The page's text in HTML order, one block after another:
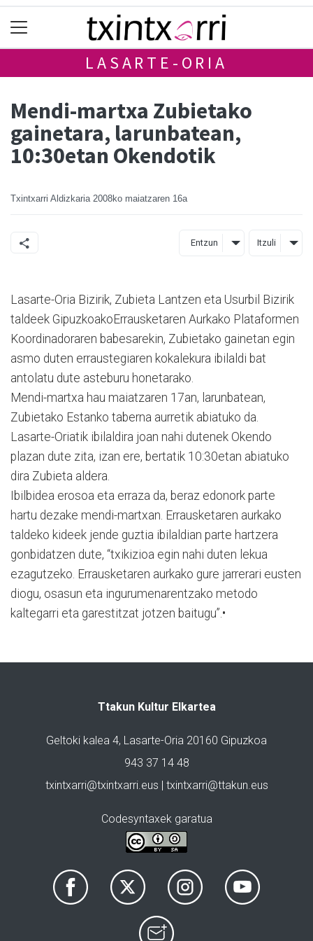
LASARTE-ORIA
Mendi-martxa Zubietako
gainetara, larunbatean,
10:30etan Okendotik
Txintxarri Aldizkaria 2008ko maiatzaren 16a
Entzun Itzuli
Lasarte-Oria Bizirik, Zubieta Lantzen eta Usurbil Bizirik
taldeek GipuzkoakoErrausketaren Aurkako Plataformen
Koordinadoraren babesarekin, Zubietako gainetan egin
asmo duten erraustegiaren kokalekura ibilaldi bat
antolatu dute asteburu honetarako.
Mendi-martxa hau maiatzaren 17an, larunbatean,
Zubietako Estanko taberna aurretik abiatuko da.
Lasarte-Oriatik ibilaldira joan nahi dutenek Okendo
plazan dute zita, izan ere, bertatik 10:30etan abiatuko
dira Zubieta aldera.
Ibilbidea erosoa eta erraza da, beraz edonork parte
hartu dezake mendi-martxan. Errausketaren aurkako
taldeko kideek jende guztia ibilaldian parte hartzera
gonbidatzen dute, “txikizioa egin nahi duten lekua
ezagutzeko. Errausketaren aurkako gure jarrerari eusten
diogu, osasun eta ingurumenarentzako metodo
kaltegarri eta garestitzat jotzen baitugu”.•
Ttakun Kultur Elkartea
Geltoki kalea 4, Lasarte-Oria 20160 Gipuzkoa
943 37 14 48
txintxarri@txintxarri.eus | txintxarri@ttakun.eus
Codesyntaxek garatua